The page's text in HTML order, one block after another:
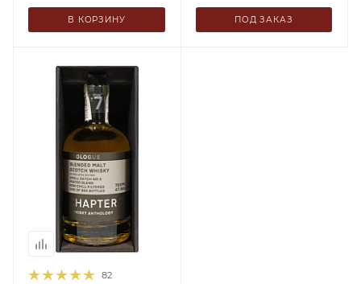
В КОРЗИНУ ПОД ЗАКАЗ
82